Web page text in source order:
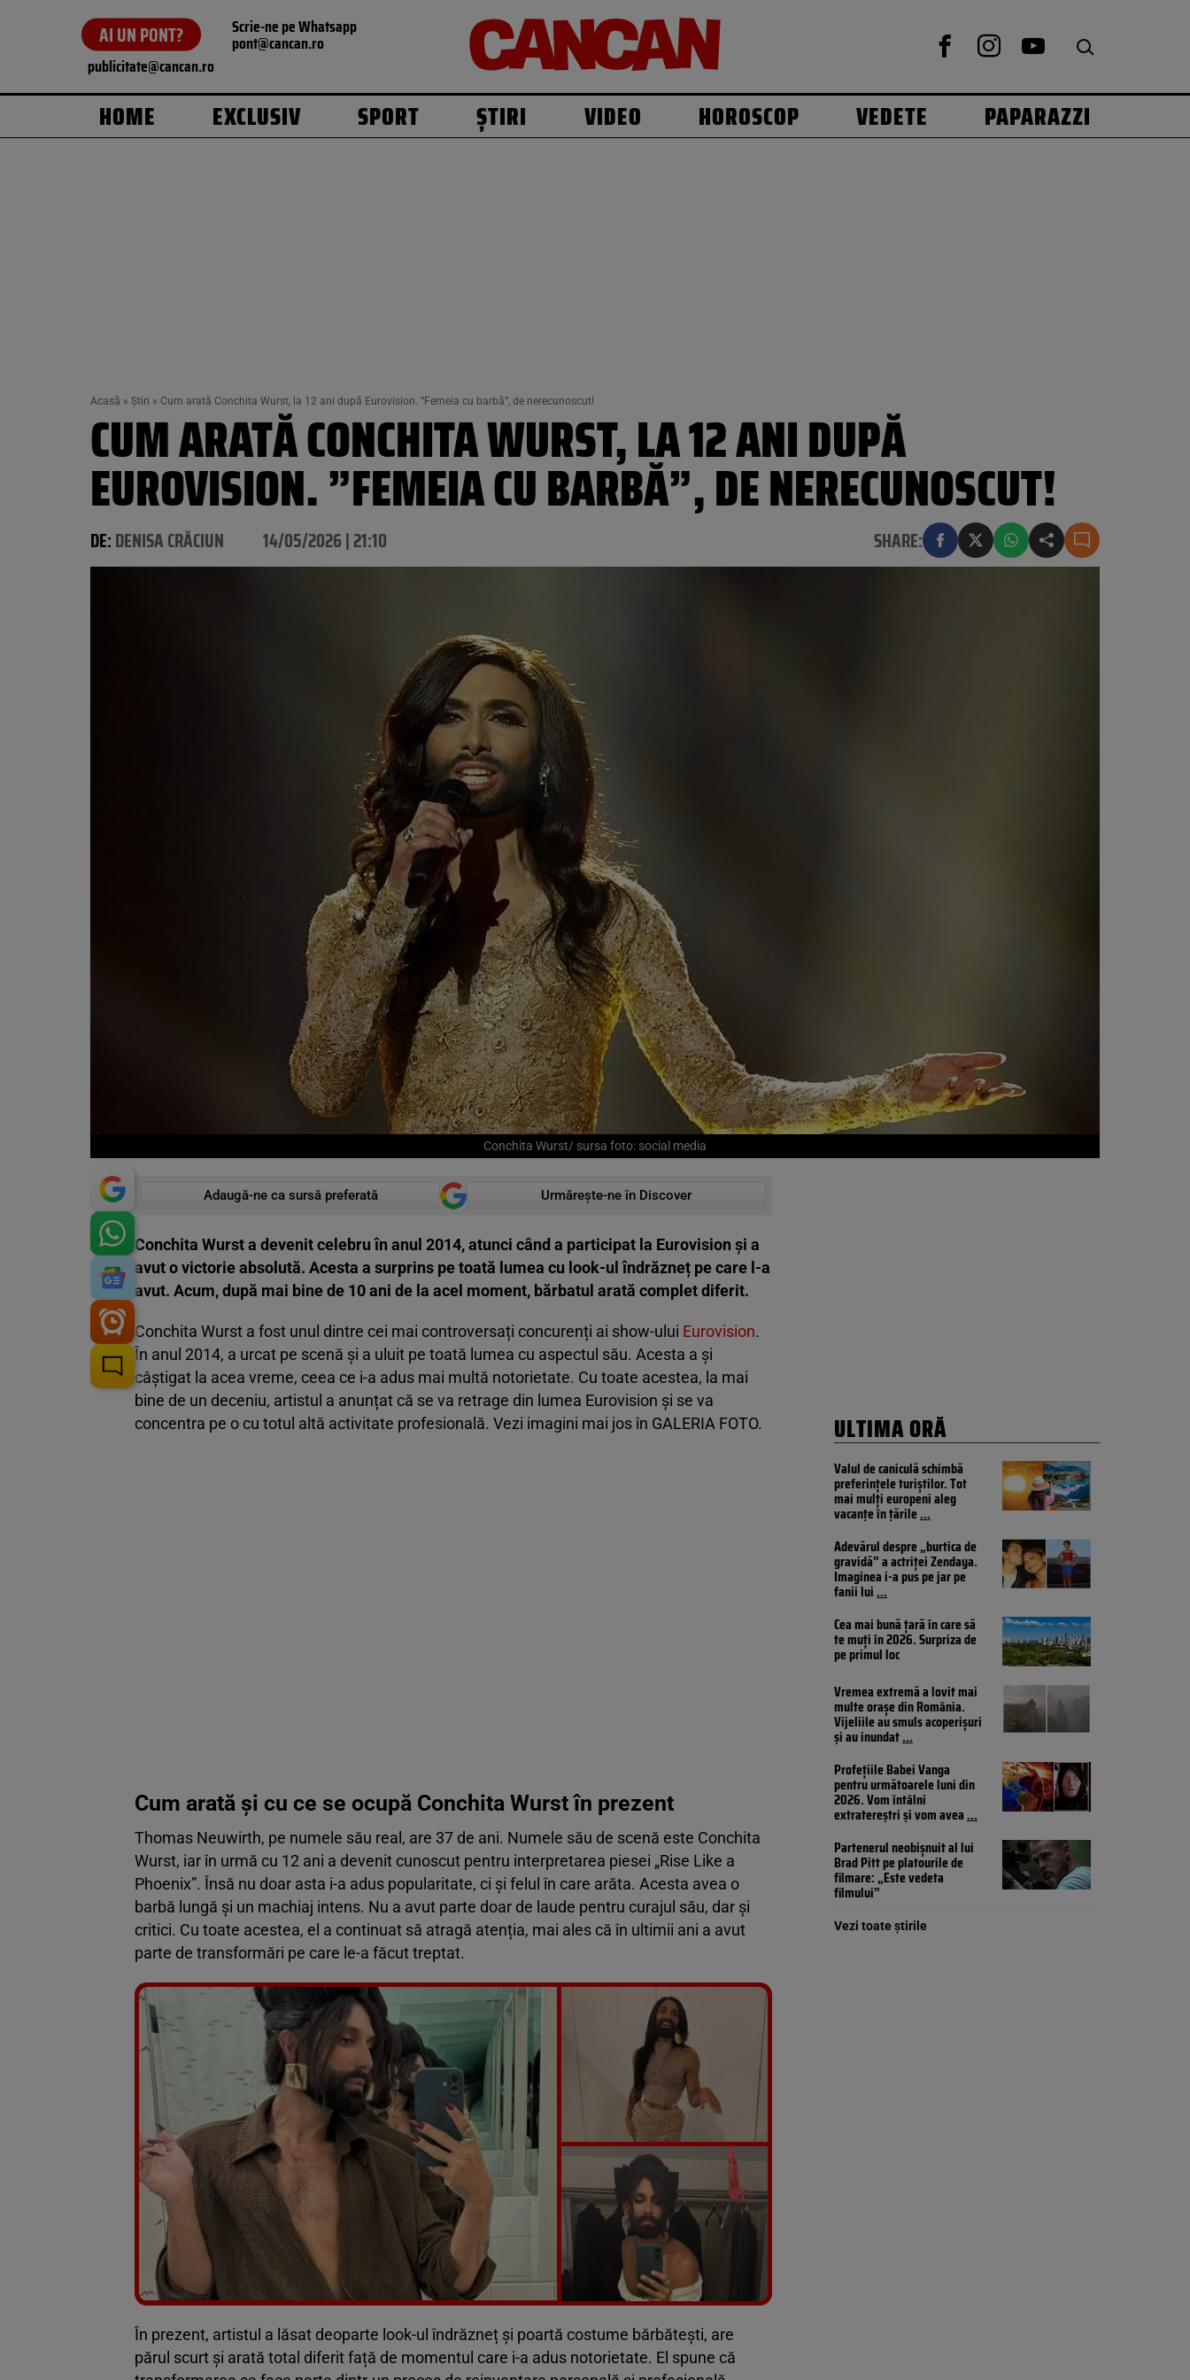
AI UN PONT? Scrie-ne pe Whatsapp
pont@cancan.ro
publicitate@cancan.ro
HOME EXCLUSIV SPORT ȘTIRI VIDEO HOROSCOP VEDETE PAPARAZZI
Acasă » Știri » Cum arată Conchita Wurst, la 12 ani după Eurovision. ”Femeia cu barbă”, de nerecunoscut!
CUM ARATĂ CONCHITA WURST, LA 12 ANI DUPĂ
EUROVISION. ”FEMEIA CU BARBĂ”, DE NERECUNOSCUT!
DE:DENISA CRĂCIUN 14/05/2026 | 21:10 SHARE:
Conchita Wurst/ sursa foto: social media
Adaugă-ne ca sursă preferată Urmărește-ne în Discover
Conchita Wurst a devenit celebru în anul 2014, atunci când a participat la Eurovision și a
avut o victorie absolută. Acesta a surprins pe toată lumea cu look-ul îndrăzneț pe care l-a
avut. Acum, după mai bine de 10 ani de la acel moment, bărbatul arată complet diferit.
Conchita Wurst a fost unul dintre cei mai controversați concurenți ai show-ului Eurovision.
În anul 2014, a urcat pe scenă și a uluit pe toată lumea cu aspectul său. Acesta a și
câștigat la acea vreme, ceea ce i-a adus mai multă notorietate. Cu toate acestea, la mai
bine de un deceniu, artistul a anunțat că se va retrage din lumea Eurovision și se va
concentra pe o cu totul altă activitate profesională. Vezi imagini mai jos în GALERIA FOTO.
Cum arată și cu ce se ocupă Conchita Wurst în prezent
Thomas Neuwirth, pe numele său real, are 37 de ani. Numele său de scenă este Conchita
Wurst, iar în urmă cu 12 ani a devenit cunoscut pentru interpretarea piesei „Rise Like a
Phoenix”. Însă nu doar asta i-a adus popularitate, ci și felul în care arăta. Acesta avea o
barbă lungă și un machiaj intens. Nu a avut parte doar de laude pentru curajul său, dar și
critici. Cu toate acestea, el a continuat să atragă atenția, mai ales că în ultimii ani a avut
parte de transformări pe care le-a făcut treptat.
Vezi galeria foto
5 poze
În prezent, artistul a lăsat deoparte look-ul îndrăzneț și poartă costume bărbătești, are
părul scurt și arată total diferit față de momentul care i-a adus notorietate. El spune că
ULTIMA ORĂ
Valul de caniculă schimbă
preferințele turiștilor. Tot
mai mulți europeni aleg
vacanțe în țările...
Adevărul despre „burtica de
gravidă” a actriței Zendaya.
Imaginea i-a pus pe jar pe
fanii lui...
Cea mai bună țară în care să
te muți în 2026. Surpriza de
pe primul loc
Vremea extremă a lovit mai
multe orașe din România.
Vijeliile au smuls acoperișuri
și au inundat...
Profețiile Babei Vanga
pentru următoarele luni din
2026. Vom întâlni
extratereștri și vom avea...
Partenerul neobișnuit al lui
Brad Pitt pe platourile de
filmare: „Este vedeta
filmului”
Vezi toate știrile